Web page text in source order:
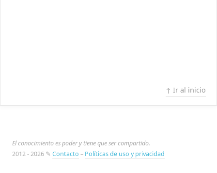
↑ Ir al inicio
El conocimiento es poder y tiene que ser compartido.
2012 - 2026 ✎ Contacto – Políticas de uso y privacidad